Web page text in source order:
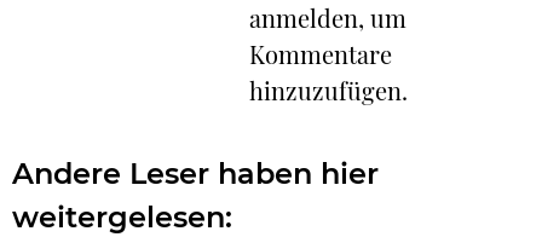
anmelden, um
Kommentare
hinzuzufügen.
Andere Leser haben hier
weitergelesen: